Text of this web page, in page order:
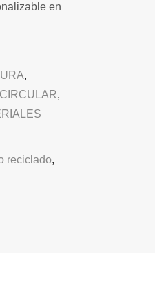
en
,
,
reciclado,